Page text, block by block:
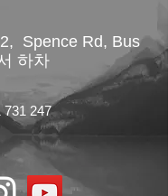
Spence Rd, Bus
하차
731 247